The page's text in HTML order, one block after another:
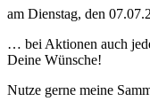
am Dienstag, den
… bei Aktionen auch
Deine Wünsche!
Nutze gerne meine